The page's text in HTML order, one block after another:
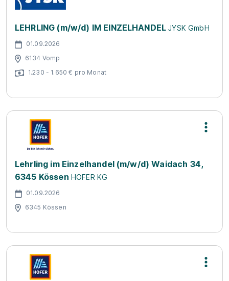
LEHRLING (m/w/d) IM EINZELHANDELJYSK GmbH
01.09.2026
6134 Vomp
1.230 - 1.650 € pro Monat
Lehrling im Einzelhandel (m/w/d) Waidach 34,
6345 Kössen HOFER KG
01.09.2026
6345 Kössen